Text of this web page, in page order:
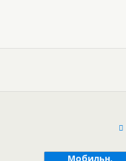
Мобильн.